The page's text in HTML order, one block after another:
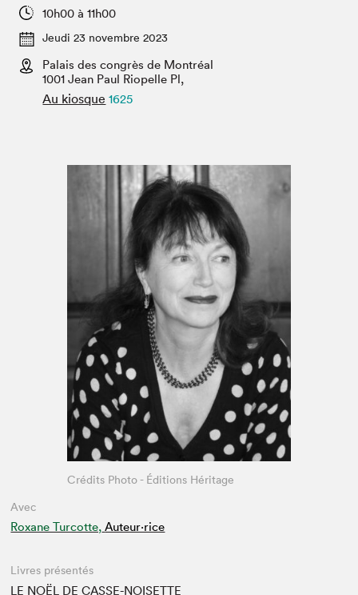
Espace exposant⋅e⋅s
Espace enseignant·e·s
Espace médias
Projets partenaires
10h00 à 11h00
Jeudi 23 novembre 2023
Palais des congrès de Montréal
1001 Jean Paul Riopelle Pl,
Au kiosque 1625
Avec
Roxane Turcotte, Auteur·rice
Crédits Photo - Éditions Héritage
Livres présentés
LE NOËL DE CASSE-NOISETTE